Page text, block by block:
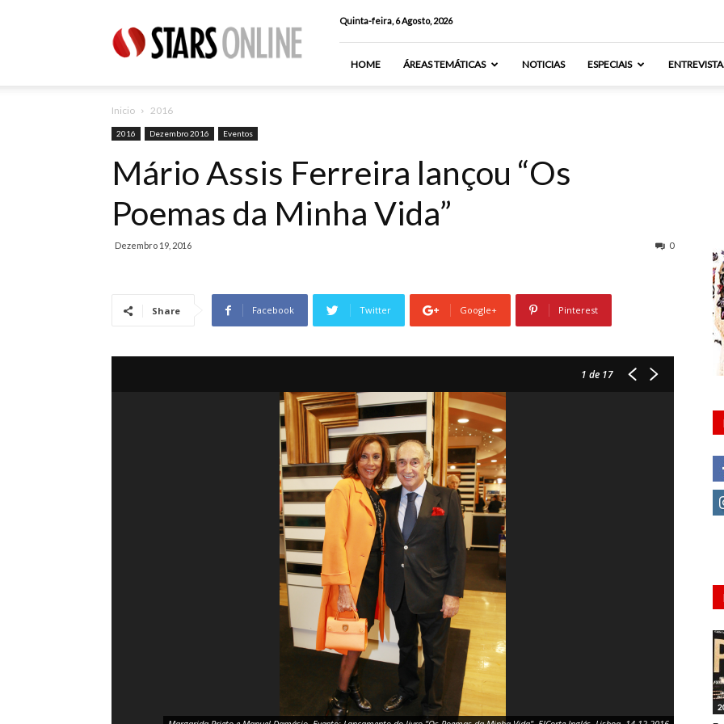
Online
Quinta-feira, 6 Agosto, 2026
HOME ÁREAS TEMÁTICAS NOTICIAS ESPECIAIS
Inicio 2016
2016 Dezembro 2016 Eventos
Mário Assis Ferreira lançou “Os
Poemas da Minha Vida”
Dezembro 19, 2016 0
Share Facebook Twitter Google+ Pinterest
1 de 17